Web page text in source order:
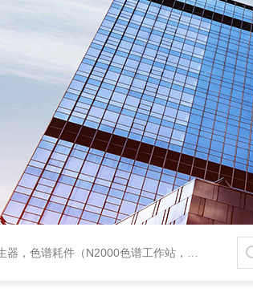
光光度计，原子吸收分光光度计，傅立叶红外光谱仪，分析天平等常规实验室产品。